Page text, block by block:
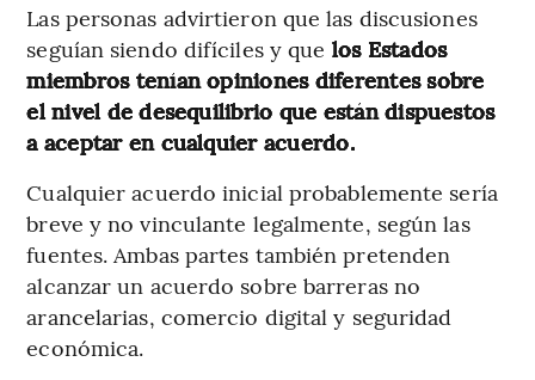
Las personas advirtieron que las discusiones
seguían siendo difíciles y que los Estados
miembros tenían opiniones diferentes sobre
el nivel de desequilibrio que están dispuestos
a aceptar en cualquier acuerdo.
Cualquier acuerdo inicial probablemente sería
breve y no vinculante legalmente, según las
fuentes. Ambas partes también pretenden
alcanzar un acuerdo sobre barreras no
arancelarias, comercio digital y seguridad
económica.